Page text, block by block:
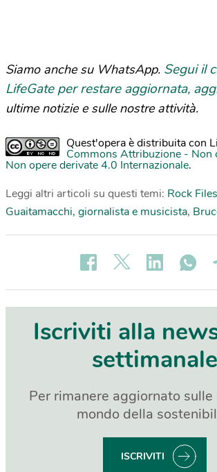
Siamo anche su WhatsApp. Segui il
LifeGate per restare aggiornata,
ultime notizie e sulle nostre attività.
Quest'opera è distribuita con
Commons Attribuzione - Non
Non opere derivate 4.0 Internazionale.
Leggi altri articoli su questi temi: Rock
Guaitamacchi, giornalista e musicista,
Iscriviti alla
settimanale
Per rimanere aggiornato
mondo della
ISCRIVITI